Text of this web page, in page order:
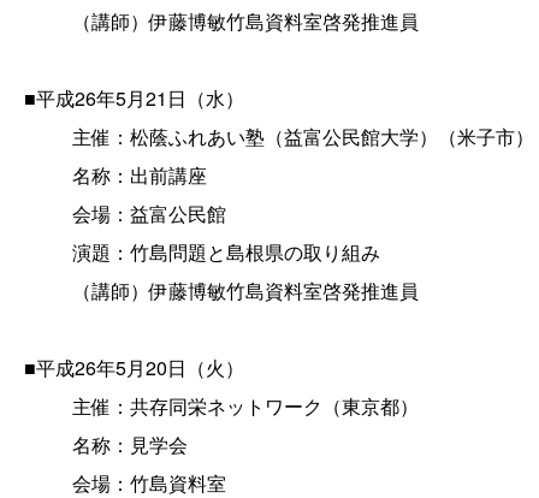
（講師）伊藤博敏竹島資料室啓発推進員
■平成26年5月21日（水）
主催：松蔭ふれあい塾（益富公民館大学）（米子市）
名称：出前講座
会場：益富公民館
演題：竹島問題と島根県の取り組み
（講師）伊藤博敏竹島資料室啓発推進員
■平成26年5月20日（火）
主催：共存同栄ネットワーク（東京都）
名称：見学会
会場：竹島資料室